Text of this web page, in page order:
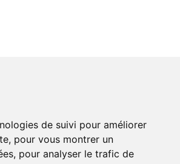
de suivi pour améliorer
pour vous montrer un
pour analyser le trafic de